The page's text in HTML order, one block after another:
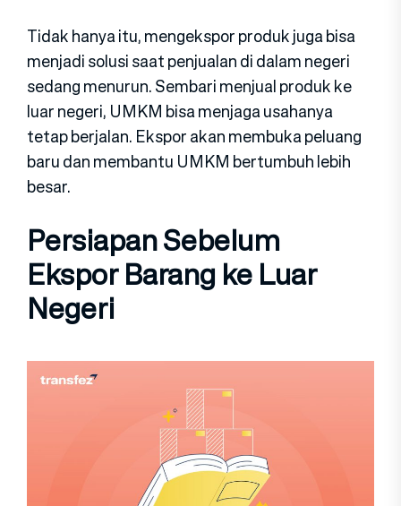
Tidak hanya itu, mengekspor produk juga bisa
menjadi solusi saat penjualan di dalam negeri
sedang menurun. Sembari menjual produk ke
luar negeri, UMKM bisa menjaga usahanya
tetap berjalan. Ekspor akan membuka peluang
baru dan membantu UMKM bertumbuh lebih
besar.
Persiapan Sebelum
Ekspor Barang ke Luar
Negeri